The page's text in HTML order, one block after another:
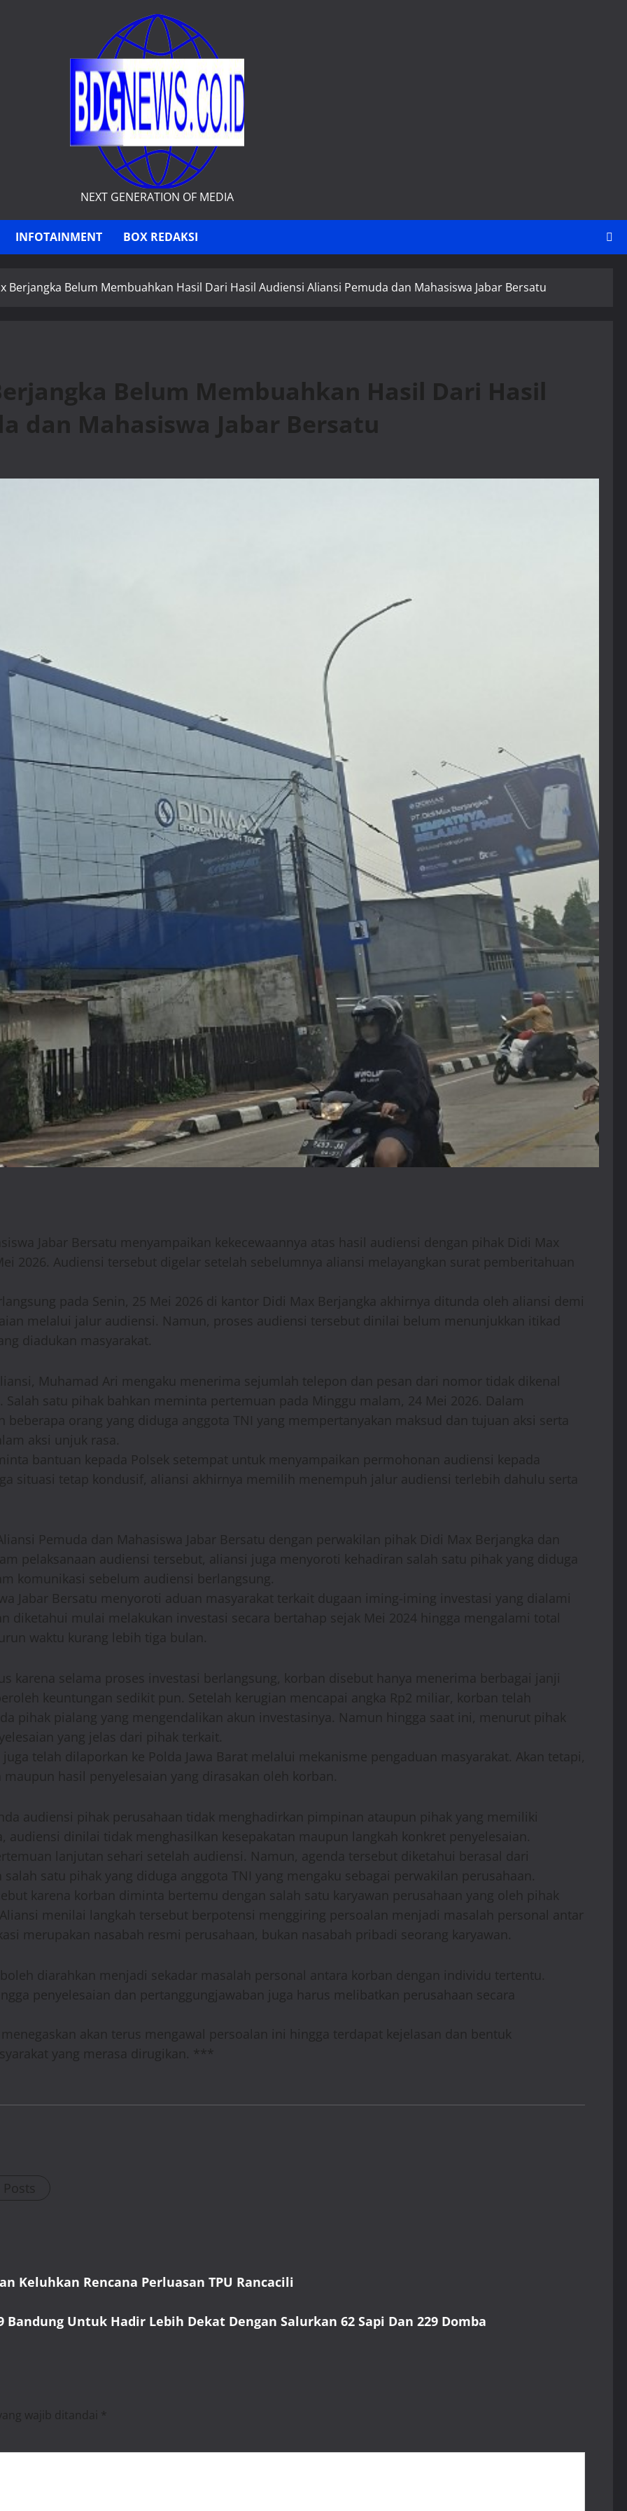
NEXT GENERATION OF MEDIA
INFOTAINMENT BOX REDAKSI
Berjangka Belum Membuahkan Hasil Dari Hasil Audiensi Aliansi Pemuda dan Mahasiswa Jabar Bersatu
Belum Membuahkan Hasil Dari Hasil
dan Mahasiswa Jabar Bersatu
Jabar Bersatu menyampaikan kekecewaannya atas hasil audiensi dengan pihak Didi Max
2026. Audiensi tersebut digelar setelah sebelumnya aliansi melayangkan surat pemberitahuan
pada Senin, 25 Mei 2026 di kantor Didi Max Berjangka akhirnya ditunda oleh aliansi demi
melalui jalur audiensi. Namun, proses audiensi tersebut dinilai belum menunjukkan itikad
diadukan masyarakat.
Muhamad Ari mengaku menerima sejumlah telepon dan pesan dari nomor tidak dikenal
satu pihak bahkan meminta pertemuan pada Minggu malam, 24 Mei 2026. Dalam
orang yang diduga anggota TNI yang mempertanyakan maksud dan tujuan aksi serta
aksi unjuk rasa.
bantuan kepada Polsek setempat untuk menyampaikan permohonan audiensi kepada
situasi tetap kondusif, aliansi akhirnya memilih menempuh jalur audiensi terlebih dahulu serta
Pemuda dan Mahasiswa Jabar Bersatu dengan perwakilan pihak Didi Max Berjangka dan
pelaksanaan audiensi tersebut, aliansi juga menyoroti kehadiran salah satu pihak yang diduga
komunikasi sebelum audiensi berlangsung.
Jabar Bersatu menyoroti aduan masyarakat terkait dugaan iming-iming investasi yang dialami
diketahui mulai melakukan investasi secara bertahap sejak Mei 2024 hingga mengalami total
waktu kurang lebih tiga bulan.
karena selama proses investasi berlangsung, korban disebut hanya menerima berbagai janji
keuntungan sedikit pun. Setelah kerugian mencapai angka Rp2 miliar, korban telah
pihak pialang yang mengendalikan akun investasinya. Namun hingga saat ini, menurut pihak
yang jelas dari pihak terkait.
telah dilaporkan ke Polda Jawa Barat melalui mekanisme pengaduan masyarakat. Akan tetapi,
hasil penyelesaian yang dirasakan oleh korban.
audiensi pihak perusahaan tidak menghadirkan pimpinan ataupun pihak yang memiliki
audiensi dinilai tidak menghasilkan kesepakatan maupun langkah konkret penyelesaian.
lanjutan sehari setelah audiensi. Namun, agenda tersebut diketahui berasal dari
satu pihak yang diduga anggota TNI yang mengaku sebagai perwakilan perusahaan.
karena korban diminta bertemu dengan salah satu karyawan perusahaan yang oleh pihak
menilai langkah tersebut berpotensi menggiring persoalan menjadi masalah personal antar
merupakan nasabah resmi perusahaan, bukan nasabah pribadi seorang karyawan.
diarahkan menjadi sekadar masalah personal antara korban dengan individu tertentu.
penyelesaian dan pertanggungjawaban juga harus melibatkan perusahaan secara
akan terus mengawal persoalan ini hingga terdapat kejelasan dan bentuk
yang merasa dirugikan. ***
Keluhkan Rencana Perluasan TPU Rancacili
Untuk Hadir Lebih Dekat Dengan Salurkan 62 Sapi Dan 229 Domba
wajib ditandai *